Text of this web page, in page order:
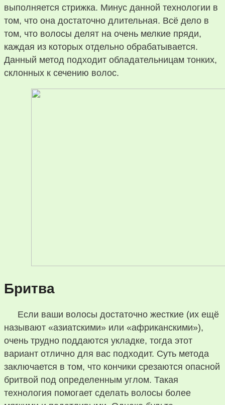
выполняется стрижка. Минус данной технологии в
том, что она достаточно длительная. Всё дело в
том, что волосы делят на очень мелкие пряди,
каждая из которых отдельно обрабатывается.
Данный метод подходит обладательницам тонких,
склонных к сечению волос.
Бритва
Если ваши волосы достаточно жесткие (их ещё
называют «азиатскими» или «африканскими»),
очень трудно поддаются укладке, тогда этот
вариант отлично для вас подходит. Суть метода
заключается в том, что кончики срезаются опасной
бритвой под определенным углом. Такая
технология помогает сделать волосы более